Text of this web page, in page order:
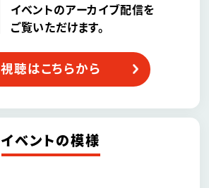
イベントのアーカイブ配信を
ご覧いただけます。
視聴はこちらから
イベントの模様